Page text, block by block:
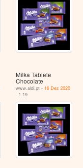
Milka Tablete
Chocolate
www.aldi.pt - 16 Dez 2020
- 1.19